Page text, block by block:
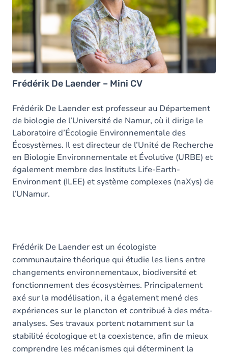
Frédérik De Laender – Mini CV
Frédérik De Laender est professeur au Département
de biologie de l’Université de Namur, où il dirige le
Laboratoire d’Écologie Environnementale des
Écosystèmes. Il est directeur de l’Unité de Recherche
en Biologie Environnementale et Évolutive (URBE) et
également membre des Instituts Life-Earth-
Environment (ILEE) et système complexes (naXys) de
l’UNamur.
Frédérik De Laender est un écologiste
communautaire théorique qui étudie les liens entre
changements environnementaux, biodiversité et
fonctionnement des écosystèmes. Principalement
axé sur la modélisation, il a également mené des
expériences sur le plancton et contribué à des méta-
analyses. Ses travaux portent notamment sur la
stabilité écologique et la coexistence, afin de mieux
comprendre les mécanismes qui déterminent la